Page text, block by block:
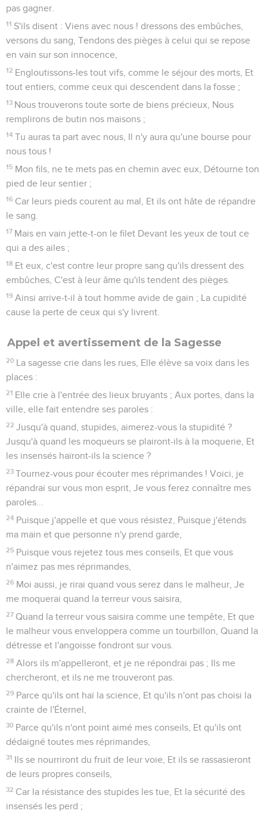
pas gagner.
11 S'ils disent : Viens avec nous ! dressons des embûches,
versons du sang, Tendons des pièges à celui qui se repose
en vain sur son innocence,
12 Engloutissons-les tout vifs, comme le séjour des morts, Et
tout entiers, comme ceux qui descendent dans la fosse ;
13 Nous trouverons toute sorte de biens précieux, Nous
remplirons de butin nos maisons ;
14 Tu auras ta part avec nous, Il n'y aura qu'une bourse pour
nous tous !
15 Mon fils, ne te mets pas en chemin avec eux, Détourne ton
pied de leur sentier ;
16 Car leurs pieds courent au mal, Et ils ont hâte de répandre
le sang.
17 Mais en vain jette-t-on le filet Devant les yeux de tout ce
qui a des ailes ;
18 Et eux, c'est contre leur propre sang qu'ils dressent des
embûches, C'est à leur âme qu'ils tendent des pièges.
19 Ainsi arrive-t-il à tout homme avide de gain ; La cupidité
cause la perte de ceux qui s'y livrent.
Appel et avertissement de la Sagesse
20 La sagesse crie dans les rues, Elle élève sa voix dans les
places :
21 Elle crie à l'entrée des lieux bruyants ; Aux portes, dans la
ville, elle fait entendre ses paroles :
22 Jusqu'à quand, stupides, aimerez-vous la stupidité ?
Jusqu'à quand les moqueurs se plairont-ils à la moquerie, Et
les insensés haïront-ils la science ?
23 Tournez-vous pour écouter mes réprimandes ! Voici, je
répandrai sur vous mon esprit, Je vous ferez connaître mes
paroles...
24 Puisque j'appelle et que vous résistez, Puisque j'étends
ma main et que personne n'y prend garde,
25 Puisque vous rejetez tous mes conseils, Et que vous
n'aimez pas mes réprimandes,
26 Moi aussi, je rirai quand vous serez dans le malheur, Je
me moquerai quand la terreur vous saisira,
27 Quand la terreur vous saisira comme une tempête, Et que
le malheur vous enveloppera comme un tourbillon, Quand la
détresse et l'angoisse fondront sur vous.
28 Alors ils m'appelleront, et je ne répondrai pas ; Ils me
chercheront, et ils ne me trouveront pas.
29 Parce qu'ils ont haï la science, Et qu'ils n'ont pas choisi la
crainte de l'Éternel,
30 Parce qu'ils n'ont point aimé mes conseils, Et qu'ils ont
dédaigné toutes mes réprimandes,
31 Ils se nourriront du fruit de leur voie, Et ils se rassasieront
de leurs propres conseils,
32 Car la résistance des stupides les tue, Et la sécurité des
insensés les perd ;